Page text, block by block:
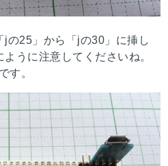
jの25」から「jの30」に挿し
うに注意してくださいね。
す。